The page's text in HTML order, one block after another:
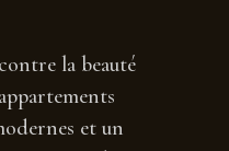
la beauté
et un